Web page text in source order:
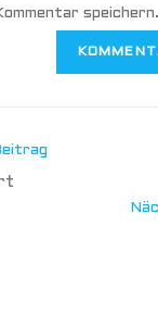
speichern.